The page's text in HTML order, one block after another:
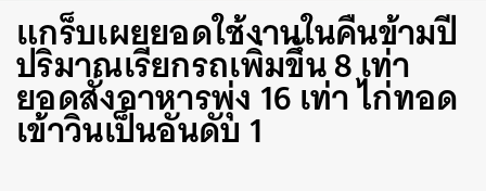
แกร็บเผยยอดใช้งานในคืนข้ามปี
ปริมาณเรียกรถเพิ่มขึ้น 8 เท่า
ยอดสั่งอาหารพุ่ง 16 เท่า ไก่ทอด
เข้าวินเป็นอันดับ 1